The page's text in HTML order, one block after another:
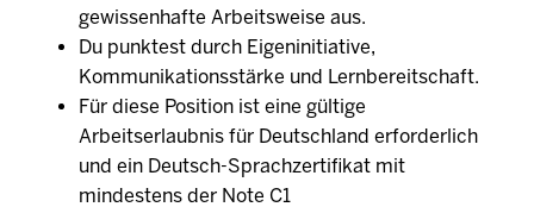
gewissenhafte Arbeitsweise aus.
Du punktest durch Eigeninitiative,
Kommunikationsstärke und Lernbereitschaft.
Für diese Position ist eine gültige
Arbeitserlaubnis für Deutschland erforderlich
und ein Deutsch-Sprachzertifikat mit
mindestens der Note C1